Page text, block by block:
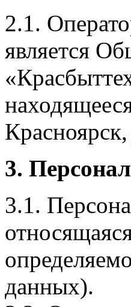
2.1.
является
3.
3.1.
данных).